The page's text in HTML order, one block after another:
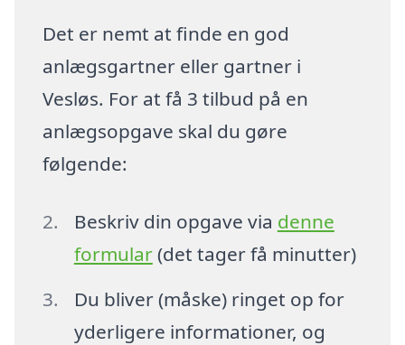
Det er nemt at finde en god
anlægsgartner eller gartner i
Vesløs. For at få 3 tilbud på en
anlægsopgave skal du gøre
følgende:
Beskriv din opgave via denne
formular(det tager få minutter)
Du bliver (måske) ringet op for
yderligere informationer, og